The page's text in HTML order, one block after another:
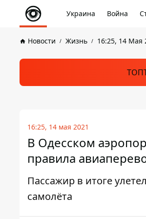
Украина Война
Новости Жизнь 16:25, 14 Мая
16:25, 14 мая 2021
В Одесском
правила
Пассажир в итоге
самолёта